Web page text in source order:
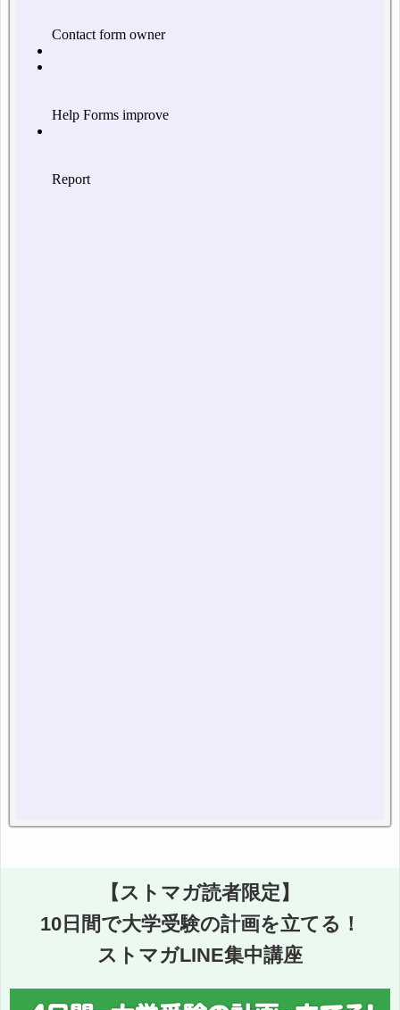
【ストマガ読者限定】
10日間で大学受験の計画を立てる！
ストマガLINE集中講座